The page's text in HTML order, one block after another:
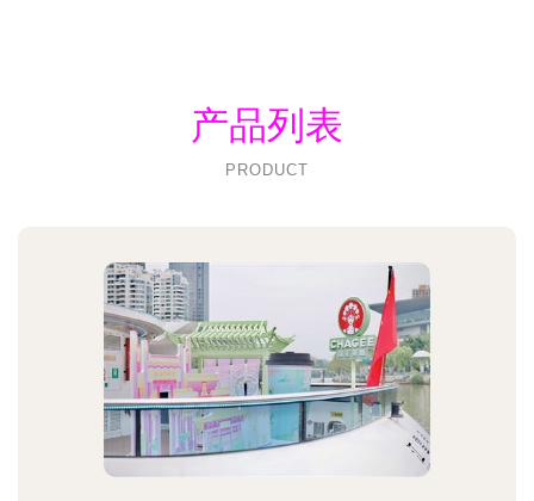
产品列表
PRODUCT